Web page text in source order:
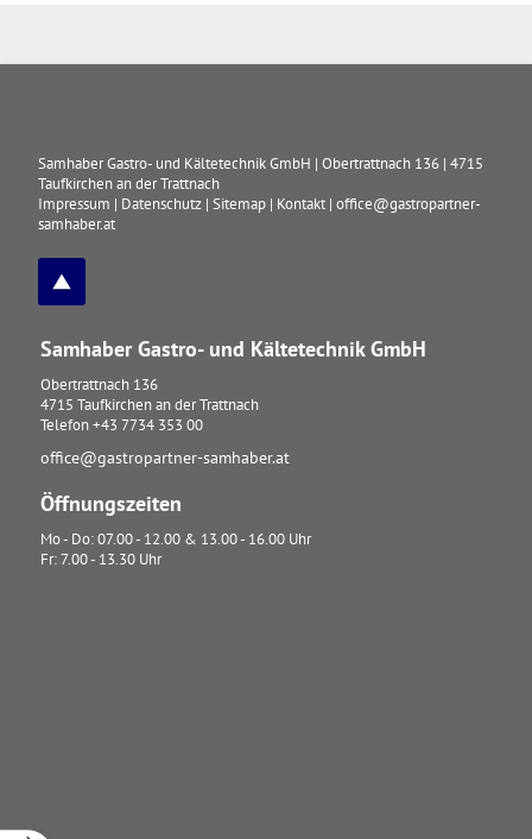
Samhaber Gastro- und Kältetechnik GmbH |Obertrattnach 136 |4715
Taufkirchen an der Trattnach
Impressum | Datenschutz |Sitemap | Kontakt |office@gastropartner-
samhaber.at
Samhaber Gastro- und Kältetechnik GmbH
Obertrattnach 136
4715 Taufkirchen an der Trattnach
Telefon +43 7734 353 00
office@gastropartner-samhaber.at
Öffnungszeiten
Mo - Do: 07.00 - 12.00 & 13.00 - 16.00 Uhr
Fr: 7.00 - 13.30 Uhr